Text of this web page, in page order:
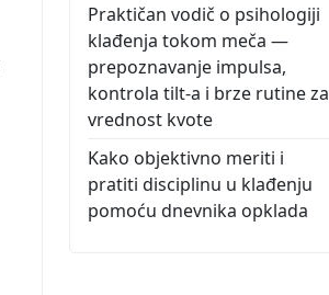
Praktičan vodič o psihologiji
klađenja tokom meča —
prepoznavanje impulsa,
kontrola tilt-a i brze rutine za
vrednost kvote
Kako objektivno meriti i
pratiti disciplinu u klađenju
pomoću dnevnika opklada